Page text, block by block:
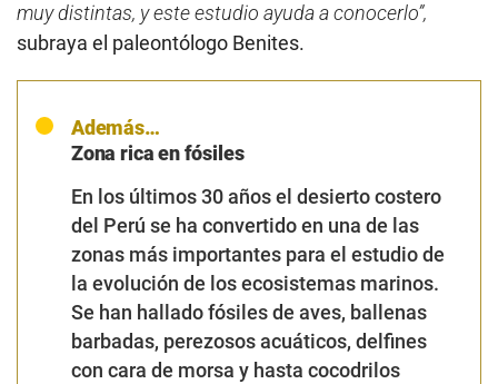
muy distintas, y este estudio ayuda a conocerlo”,
subraya el paleontólogo Benites.
Además…
Zona rica en fósiles
En los últimos 30 años el desierto costero
del Perú se ha convertido en una de las
zonas más importantes para el estudio de
la evolución de los ecosistemas marinos.
Se han hallado fósiles de aves, ballenas
barbadas, perezosos acuáticos, delfines
con cara de morsa y hasta cocodrilos